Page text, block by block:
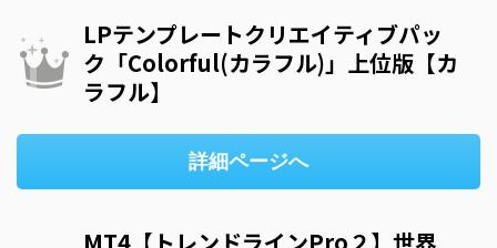
LPテンプレートクリエイティブパッ
ク「Colorful(カラフル)」上位版【カ
ラフル】
詳細ページへ